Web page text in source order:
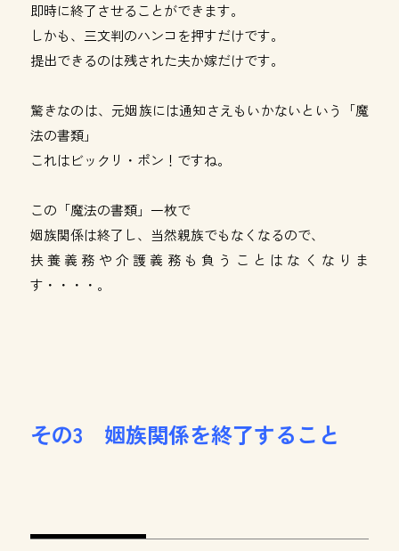
即時に終了させることができます。
しかも、三文判のハンコを押すだけです。
提出できるのは残された夫か嫁だけです。
驚きなのは、元姻族には通知さえもいかないという「魔
法の書類」
これはビックリ・ポン！ですね。
この「魔法の書類」一枚で
姻族関係は終了し、当然親族でもなくなるので、
扶養義務や介護義務も負うことはなくなりま
す・・・・。
その3 姻族関係を終了すること